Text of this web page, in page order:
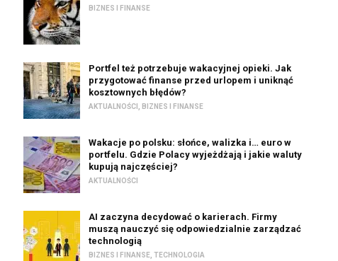
BIZNES I FINANSE
Portfel też potrzebuje wakacyjnej opieki. Jak
przygotować finanse przed urlopem i uniknąć
kosztownych błędów?
AKTUALNOŚCI BIZNES I FINANSE
Wakacje po polsku: słońce, walizka i… euro w
portfelu. Gdzie Polacy wyjeżdżają i jakie waluty
kupują najczęściej?
AKTUALNOŚCI
AI zaczyna decydować o karierach. Firmy
muszą nauczyć się odpowiedzialnie zarządzać
technologią
BIZNES I FINANSE ,TECHNOLOGIA